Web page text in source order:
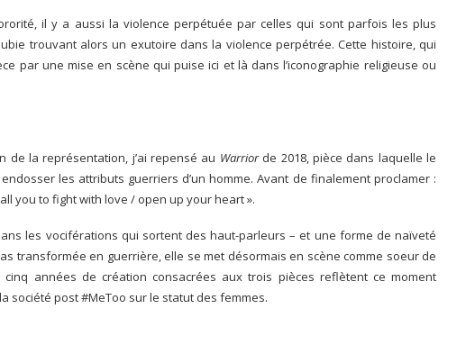
il y a aussi la violence perpétuée par celles qui sont parfois les plus
trouvant alors un exutoire dans la violence perpétrée. Cette histoire, qui
par une mise en scène qui puise ici et là dans l’iconographie religieuse ou
la représentation, j’ai repensé au Warrior de 2018, pièce dans laquelle le
les attributs guerriers d’un homme. Avant de finalement proclamer :
you to fight with love / open up your heart ».
les vociférations qui sortent des haut-parleurs – et une forme de naïveté
transformée en guerrière, elle se met désormais en scène comme soeur de
années de création consacrées aux trois pièces reflètent ce moment
société post #MeToo sur le statut des femmes.